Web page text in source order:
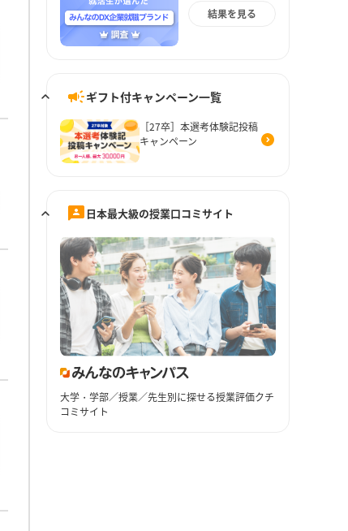
結果を見る
ギフト付キャンペーン一覧
［27卒］本選考体験記投稿
キャンペーン
日本最大級の授業口コミサイト
大学・学部／授業／先生別に探せる授業評価クチ
コミサイト